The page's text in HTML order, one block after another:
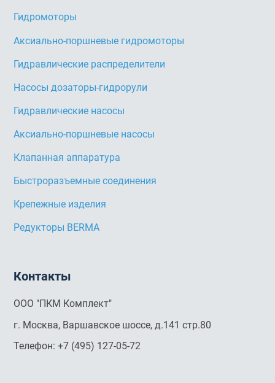
Гидромоторы
Аксиально-поршневые гидромоторы
Гидравлические распределители
Насосы дозаторы-гидрорули
Гидравлические насосы
Аксиально-поршневые насосы
Клапанная аппаратура
Быстроразъемные соединения
Крепежные изделия
Редукторы BERMA
Контакты
ООО "ПКМ Комплект"
г. Москва, Варшавское шоссе, д.141 стр.80
Телефон:+7 (495) 127-05-72